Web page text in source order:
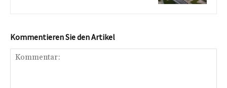
Kommentieren Sie den Artikel